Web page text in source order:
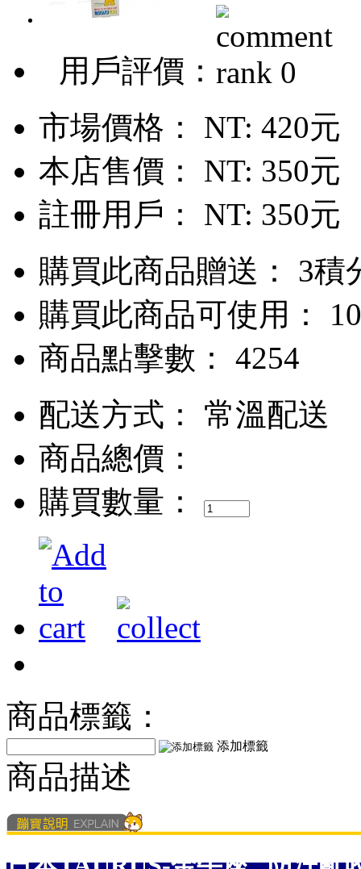
用戶評價：
市場價格： NT: 420元
本店售價： NT: 350元
註冊用戶： NT: 350元
購買此商品贈送： 3積
購買此商品可使用：
商品點擊數： 4254
配送方式：
常溫配送
商品總價：
購買數量：
商品標籤：
添加標籤
商品描述